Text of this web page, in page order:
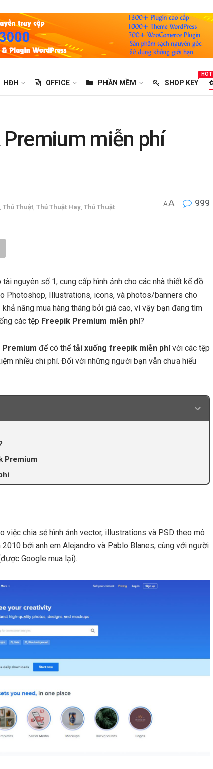
HĐH OFFICE PHẦN MỀM SHOP KEY
HOT
miễn phí
Thủ Thuật Thủ Thuật Hay Thủ Thuật
AA 999
nguyên số 1, cung cấp hình ảnh cho các nhà thiết kế đồ
Photoshop, Illustrations, icons, và photos/banners cho
năng mua hàng tháng bởi giá cao, vì vậy bạn đang tìm
các tệp Freepik Premium miễn phí?
Premium để có thểtải xuống freepik miễn phívới các tệp
nhiều chi phí. Đối với những người bạn vẫn chưa hiểu
Premium
việc chia sẻ hình ảnh vector, illustrations và PSD theo mô
bởi anh em Alejandro và Pablo Blanes, cùng với người
Google mua lại).